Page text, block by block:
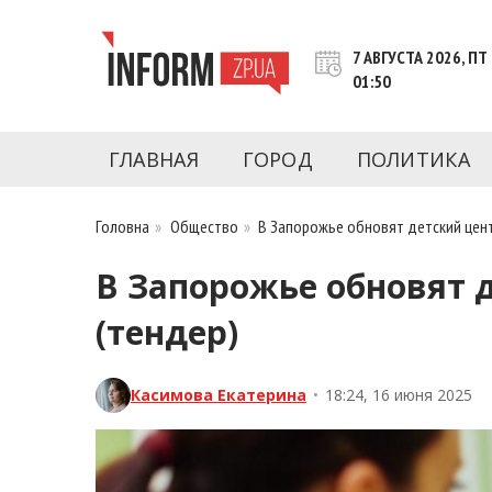
INFORM.ZP.UA – это информационный
последние новости Запорожья и
7 АВГУСТА 2026, ПТ
01:50
ГЛАВНАЯ ГОРОД ПОЛИТИКА
Головна » Общество »В Запорожье обновят детский
В Запорожье обновят
(тендер)
Касимова Екатерина • 18:24, 16 июня 2025